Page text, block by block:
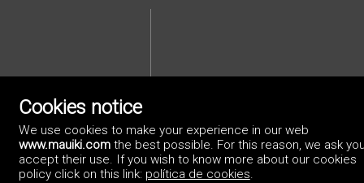
Privacybeleid
Cookies notice
We use cookies to make your experience in our web
www.mauiki.comthe best possible. For this reason, we ask
accept their use. If you wish to know more about our cookies
policy click on this link: política de cookies.